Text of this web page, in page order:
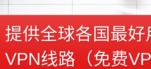
提供全球各国最好
VPN线路（免费